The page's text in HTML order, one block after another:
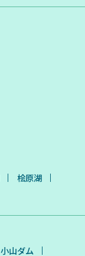
桧原湖
小山ダム